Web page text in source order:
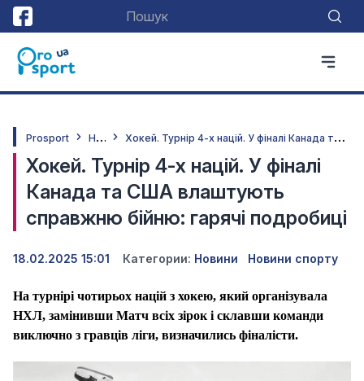
Prosport Н
овини Х
окей. Турнір 4-х націй. У фіналі Канада та США влаштують справжню бійню: гарячі подробиці
Хокей. Турнір 4-х націй. У фіналі
Канада та США влаштують
справжню бійню: гарячі подробиці
18.02.2025 15:01 Категории: Новини Новини спорту
На турнірі чотирьох націй з хокею, який організувала
НХЛ, замінивши Матч всіх зірок і склавши команди
виключно з гравців ліги, визначились фіналісти.